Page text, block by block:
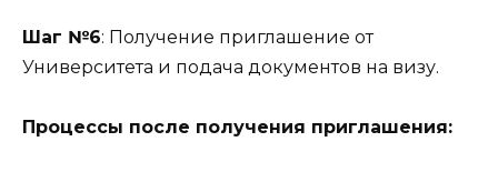
Шаг №6: Получение приглашение от
Университета и подача документов на визу.
Процессы после получения приглашения: